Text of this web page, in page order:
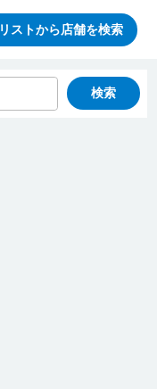
リストから店舗を検索
検索